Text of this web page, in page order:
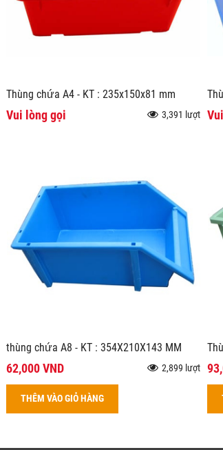
Thùng chứa A4 - KT : 235x150x81 mm
Vui lòng gọi 3,391 lượt
thùng chứa A8 - KT : 354X210X143 MM
62,000 VND 2,899 lượt
THÊM VÀO GIỎ HÀNG